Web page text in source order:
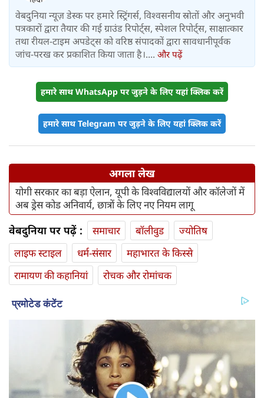
वेबदुनिया न्यूज़ डेस्क पर हमारे स्ट्रिंगर्स, विश्वसनीय स्रोतों और अनुभवी
पत्रकारों द्वारा तैयार की गई ग्राउंड रिपोर्ट्स, स्पेशल रिपोर्ट्स, साक्षात्कार
तथा रीयल-टाइम अपडेट्स को वरिष्ठ संपादकों द्वारा सावधानीपूर्वक
जांच-परख कर प्रकाशित किया जाता है।.... और पढ़ें
हमारे साथ WhatsApp पर जुड़ने के लिए यहां क्लिक करें
हमारे साथ Telegram पर जुड़ने के लिए यहां क्लिक करें
अगला लेख
योगी सरकार का बड़ा ऐलान, यूपी के विश्वविद्यालयों और कॉलेजों में
अब ड्रेस कोड अनिवार्य, छात्रों के लिए नए नियम लागू
वेबदुनिया पर पढ़ें : समाचार बॉलीवुड
ज्योतिष
लाइफ स्‍टाइल
धर्म-संसार
महाभारत के किस्से
रामायण की कहानियां
रोचक और रोमांचक